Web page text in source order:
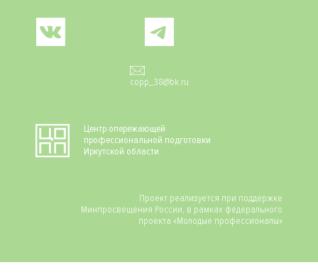
Social
copp_38@bk.ru
Центр опережающей
профессиональной подготовки
Иркутской области
Проект реализуется при поддержке
Минпросвещения России, в рамках федерального
проекта «Молодые профессионалы»